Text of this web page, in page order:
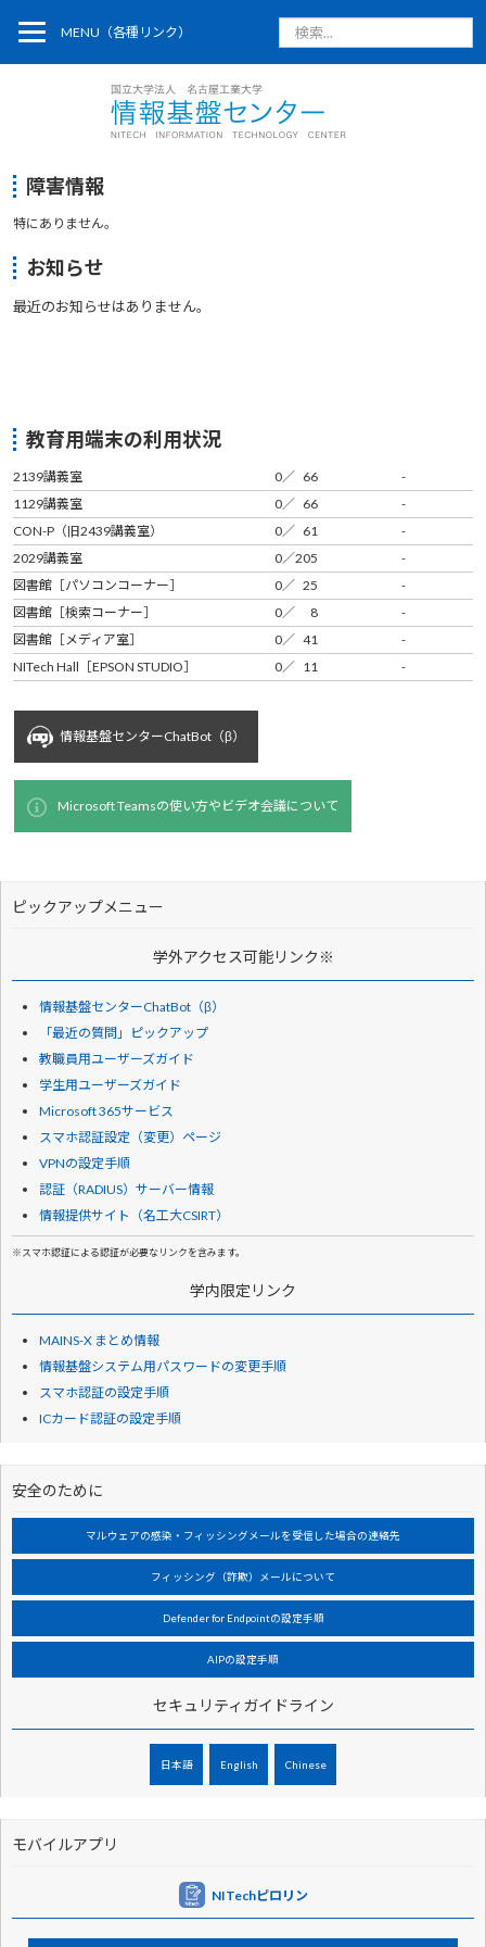
MENU（各種リンク）
索...
障害情報
特にありません。
お知らせ
教育用端末の利用状況
情報基盤センターChatBot（β）
Microsoft Teamsの使い方やビデオ会議について
ピックアップメニュー
学外アクセス可能リンク※
情報基盤センターChatBot（β）
「最近の質問」ピックアップ
教職員用ユーザーズガイド
学生用ユーザーズガイド
Microsoft 365サービス
スマホ認証設定（変更）ページ
VPNの設定手順
認証（RADIUS）サーバー情報
情報提供サイト（名工大CSIRT）
※スマホ認証による認証が必要なリンクを含みます。
学内限定リンク
MAINS-X まとめ情報
情報基盤システム用パスワードの変更手順
スマホ認証の設定手順
ICカード認証の設定手順
安全のために
マルウェアの感染・フィッシングメールを受信した場合の連絡先
フィッシング（詐欺）メールについて
Defender for Endpointの設定手順
AIPの設定手順
セキュリティガイドライン
日本語 English Chinese
モバイルアプリ
NITechピロリン